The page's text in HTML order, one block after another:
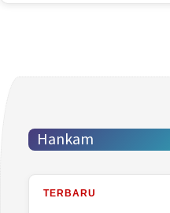
Hankam
TERBARU